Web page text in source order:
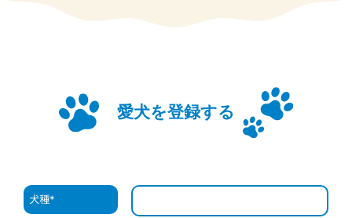
愛犬を登録する
犬種*